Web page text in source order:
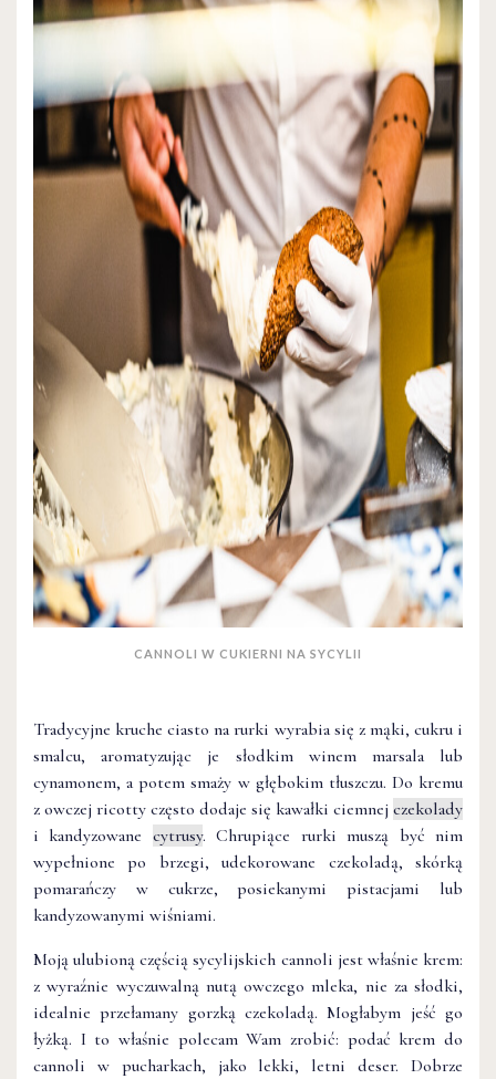
CANNOLI W CUKIERNI NA SYCYLII
Tradycyjne kruche ciasto na rurki wyrabia się z mąki, cukru i
smalcu, aromatyzując je słodkim winem marsala lub
cynamonem, a potem smaży w głębokim tłuszczu. Do kremu
z owczej ricotty często dodaje się kawałki ciemnej czekolady
i kandyzowane cytrusy. Chrupiące rurki muszą być nim
wypełnione po brzegi, udekorowane czekoladą, skórką
pomarańczy w cukrze, posiekanymi pistacjami lub
kandyzowanymi wiśniami.
Moją ulubioną częścią sycylijskich cannoli jest właśnie krem:
z wyraźnie wyczuwalną nutą owczego mleka, nie za słodki,
idealnie przełamany gorzką czekoladą. Mogłabym jeść go
łyżką. I to właśnie polecam Wam zrobić: podać krem do
cannoli w pucharkach, jako lekki, letni deser. Dobrze